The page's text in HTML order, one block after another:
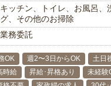
キッチン、トイレ、お風呂、
グ、その他のお掃除
業務委託
OK 週2〜3日からOK
土日
時給 昇給･昇格あり 未経験